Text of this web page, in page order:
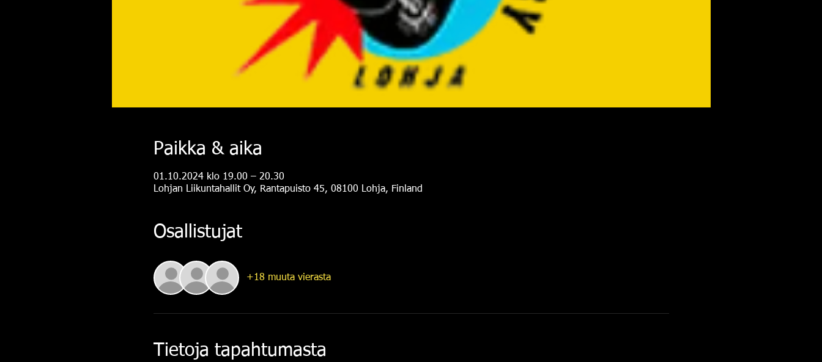
Paikka & aika
01.10.2024 klo 19.00 – 20.30
Lohjan Liikuntahallit Oy, Rantapuisto 45, 08100 Lohja, Finland
Osallistujat
+18 muuta vierasta
Tietoja tapahtumasta